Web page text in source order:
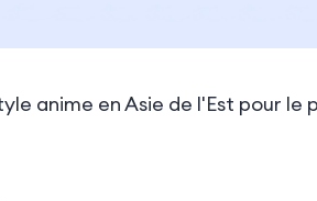
anime en Asie de l'Est pour le